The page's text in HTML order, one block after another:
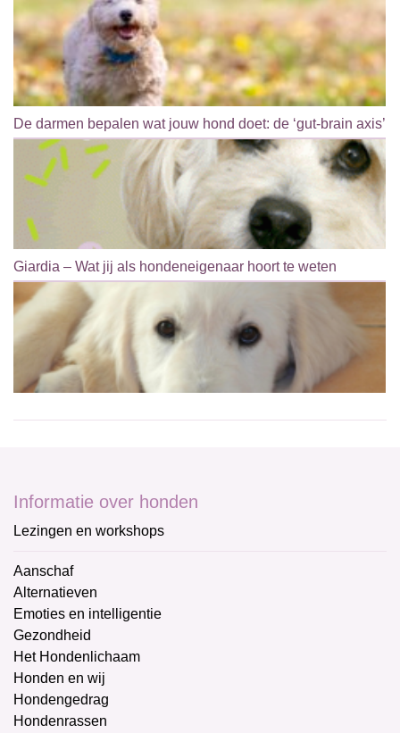
De darmen bepalen wat jouw hond doet: de ‘gut-brain axis’
Giardia – Wat jij als hondeneigenaar hoort te weten
Informatie over honden
Lezingen en workshops
Aanschaf
Alternatieven
Emoties en intelligentie
Gezondheid
Het Hondenlichaam
Honden en wij
Hondengedrag
Hondenrassen